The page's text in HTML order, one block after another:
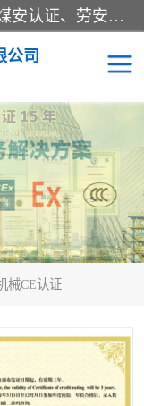
本公司专业从事全国：防爆认证、煤安认证、劳安认证、体系认证、产品认证、ATEX认证、IECEX认证、消防产品认证、生产认可证、验厂指导、认证技术支持、企业管理策划等一站式咨询服务。 用我们的智慧、经验、真诚与勤恳，分享成长的喜悦！ 全国24小时咨询热线：* 认证咨询：张老师（全国*）
公司
械CE认证
认证
证